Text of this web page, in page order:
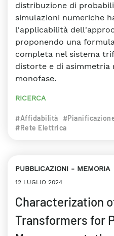
distribuzione di
simulazioni numeriche
l'applicabilità
proponendo una
completa nel sistema
distorte e di
monofase.
RICERCA
#Affidabilità
#Rete Elettrica
PUBBLICAZIONI MEMORIA
12 LUGLIO 2024
Characterization
Transformers for